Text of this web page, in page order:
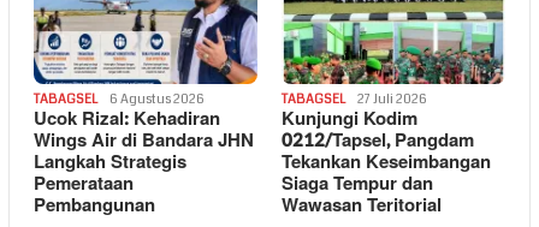
TABAGSEL 6 Agustus 2026
Ucok Rizal: Kehadiran
Wings Air di Bandara JHN
Langkah Strategis
Pemerataan
Pembangunan
TABAGSEL 27 Juli 2026
Kunjungi Kodim
0212/Tapsel, Pangdam
Tekankan Keseimbangan
Siaga Tempur dan
Wawasan Teritorial